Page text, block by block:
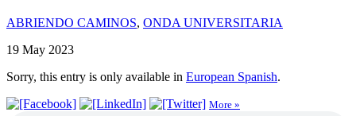
ABRIENDO CAMINOS, ONDA UNIVERSITARIA
19 May 2023
Sorry, this entry is only available in European Spanish.
More »